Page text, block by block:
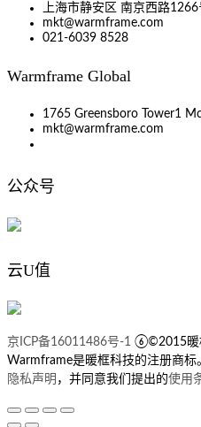
上海市静安区 南京西路
mkt@warmframe.com
021-6039 8528
Warmframe Global
1765 Greensboro Tower1
mkt@warmframe.com
公众号
云U值
京ICP备16011486号-1 ⑥©2015暖
Warmframe是暖框科技的注册商
隐私声明 ，并同意我们提出的使用